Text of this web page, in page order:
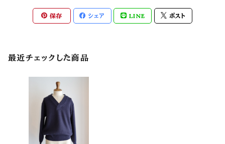
保存 シェア LINE ポスト
最近チェックした商品